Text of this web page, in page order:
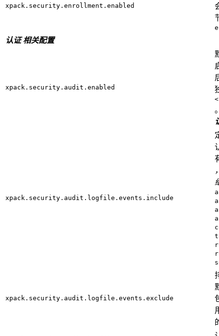
xpack.security.enrollment.enabled
认证 相关配置
xpack.security.audit.enabled
xpack.security.audit.logfile.events.include
xpack.security.audit.logfile.events.exclude